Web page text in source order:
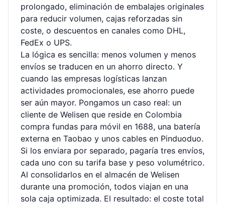
prolongado, eliminación de embalajes originales
para reducir volumen, cajas reforzadas sin
coste, o descuentos en canales como DHL,
FedEx o UPS.
La lógica es sencilla: menos volumen y menos
envíos se traducen en un ahorro directo. Y
cuando las empresas logísticas lanzan
actividades promocionales, ese ahorro puede
ser aún mayor. Pongamos un caso real: un
cliente de Welisen que reside en Colombia
compra fundas para móvil en 1688, una batería
externa en Taobao y unos cables en Pinduoduo.
Si los enviara por separado, pagaría tres envíos,
cada uno con su tarifa base y peso volumétrico.
Al consolidarlos en el almacén de Welisen
durante una promoción, todos viajan en una
sola caja optimizada. El resultado: el coste total